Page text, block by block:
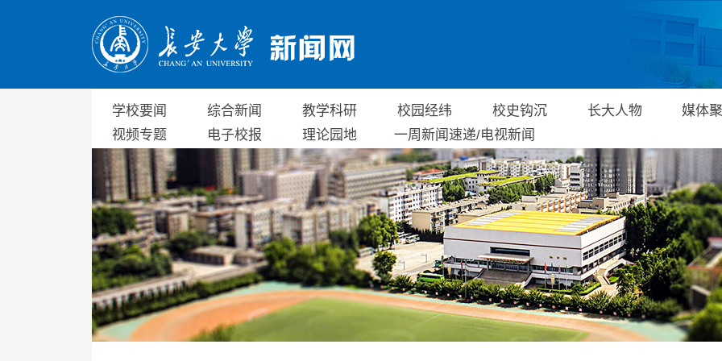
学校要闻 综合新闻 教学科研 校园经纬 校史钩沉 长大人物
媒体
视频专题
电子校报 理论园地 一周新闻速递/电视新闻